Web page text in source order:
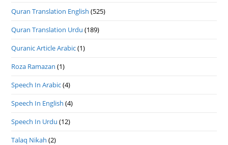
Quran Translation English (525)
Quran Translation Urdu (189)
Quranic Article Arabic(1)
Roza Ramazan (1)
Speech In Arabic(4)
Speech In English (4)
Speech In Urdu (12)
Talaq Nikah (2)